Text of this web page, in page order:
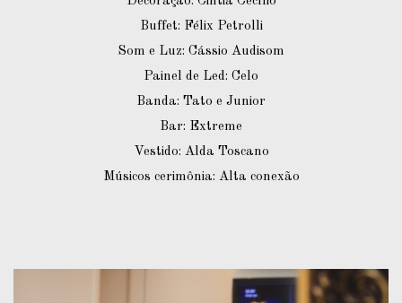
Buffet: Félix Petrolli
Som e Luz: Cássio Audisom
Painel de Led: Celo
Banda: Tato e Junior
Bar: Extreme
Vestido: Alda Toscano
Músicos cerimônia: Alta conexão